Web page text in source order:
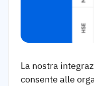
La nostra
consente alle